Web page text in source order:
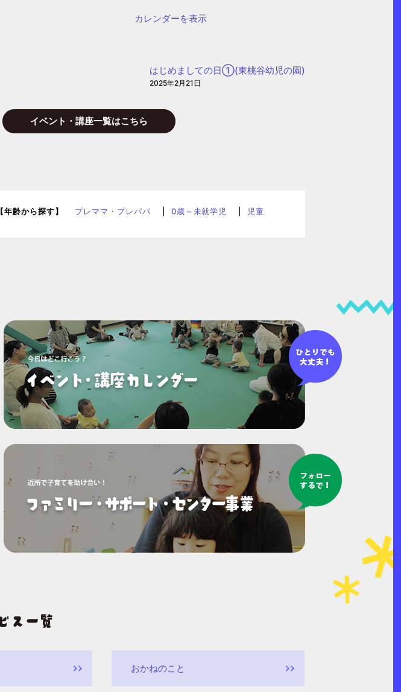
カレンダーを表示
はじめましての日①(東桃谷幼児の園)
2025年2月21日
イベント・講座一覧はこちら
【年齢から探す】 プレママ・プレパパ 0歳～未就学児 児童
おかねのこと